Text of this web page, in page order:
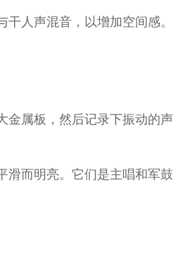
人声混音，以增加空间感。
金属板，然后记录下振动的声
滑而明亮。它们是主唱和军鼓